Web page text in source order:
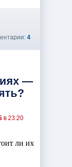
4
—
в 23:20